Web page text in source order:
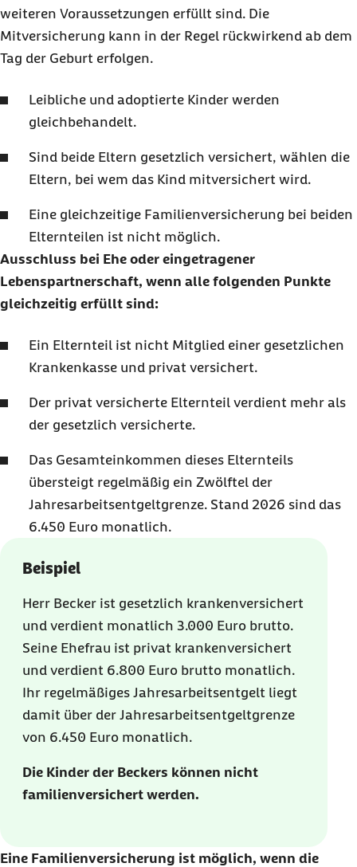
weiteren Voraussetzungen erfüllt sind. Die
Mitversicherung kann in der Regel rückwirkend ab dem
Tag der Geburt erfolgen.
Leibliche und adoptierte Kinder werden
gleichbehandelt.
Sind beide Eltern gesetzlich versichert, wählen die
Eltern, bei wem das Kind mitversichert wird.
Eine gleichzeitige Familienversicherung bei beiden
Elternteilen ist nicht möglich.
Ausschluss bei Ehe oder eingetragener
Lebenspartnerschaft, wenn alle folgenden Punkte
gleichzeitig erfüllt sind:
Ein Elternteil ist nicht Mitglied einer gesetzlichen
Krankenkasse und privat versichert.
Der privat versicherte Elternteil verdient mehr als
der gesetzlich versicherte.
Das Gesamteinkommen dieses Elternteils
übersteigt regelmäßig ein Zwölftel der
Jahresarbeitsentgeltgrenze. Stand 2026 sind das
6.450 Euro monatlich.
Beispiel
Herr Becker ist gesetzlich krankenversichert
und verdient monatlich 3.000 Euro brutto.
Seine Ehefrau ist privat krankenversichert
und verdient 6.800 Euro brutto monatlich.
Ihr regelmäßiges Jahresarbeitsentgelt liegt
damit über der Jahresarbeitsentgeltgrenze
von 6.450 Euro monatlich.
Die Kinder der Beckers können nicht
familienversichert werden.
Eine Familienversicherung ist möglich, wenn die